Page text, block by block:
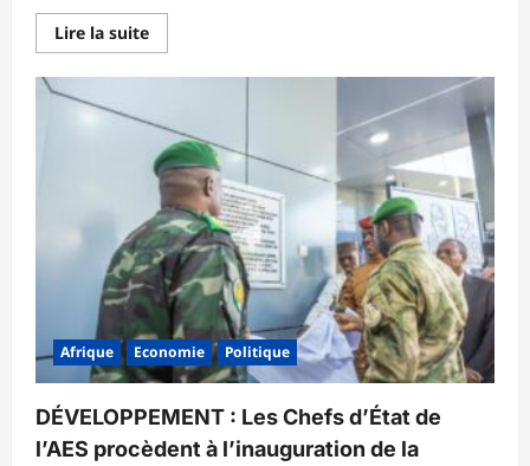
Lire la suiteEn
savoir
sur
États-
Unis
ont
mené
des
frappes
contre
l’État
islamique
Afrique Economie Politique
DÉVELOPPEMENT : Les Chefs d’État de
l’AES procèdent à l’inauguration de la